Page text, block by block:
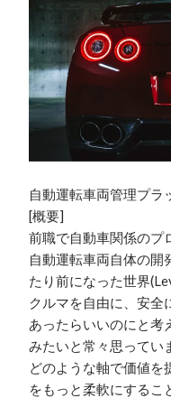
自動運転車両管理プラ
[概要]
前職で自動車関係のプ
自動運転車両自体の開
たり前になった世界
クルマを自由に、安全
あったらいいのにと考
みたいと常々思ってい
どのような軸で価値を
をもっと柔軟にするこ